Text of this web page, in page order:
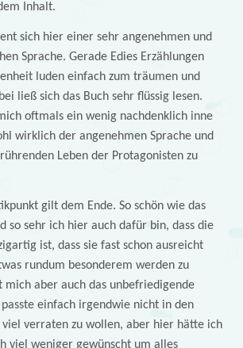
Inhalt.
sich hier einer sehr angenehmen und
Sprache. Gerade Edies Erzählungen
luden einfach zum träumen und
ließ sich das Buch sehr flüssig lesen.
oftmals ein wenig nachdenklich inne
wirklich der angenehmen Sprache und
Leben der Protagonisten zu
gilt dem Ende. So schön wie das
so sehr ich hier auch dafür bin, dass die
ist, dass sie fast schon ausreicht
rundum besonderem werden zu
mich aber auch das unbefriedigende
passte einfach irgendwie nicht in den
viel verraten zu wollen, aber hier hätte ich
viel weniger gewünscht um alles